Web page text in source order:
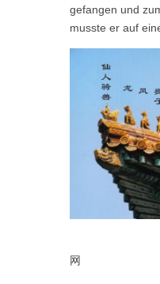
gefangen und
musste er auf
网